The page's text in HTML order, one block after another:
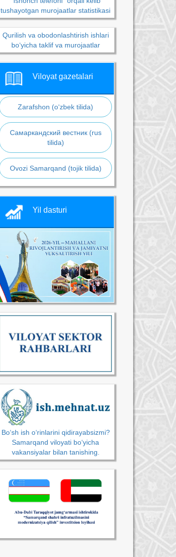
tushayotgan murojaatlar statistikasi
Qurilish va obodonlashtirish ishlari
bo‘yicha taklif va murojaatlar
Viloyat gazetalari
Zarafshon (o‘zbek tilida)
Самаркандский вестник (rus
tilida)
Ovozi Samarqand (tojik tilida)
Yil dasturi
Bo‘sh ish o‘rinlarini qidirayabsizmi?
Samarqand viloyati bo‘yicha
vakansiyalar bilan tanishing.